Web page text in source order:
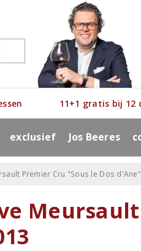
11+1 gratis bij 12
exclusief Jos Beeres
Premier Cru "Sous le Dos d'Ane"